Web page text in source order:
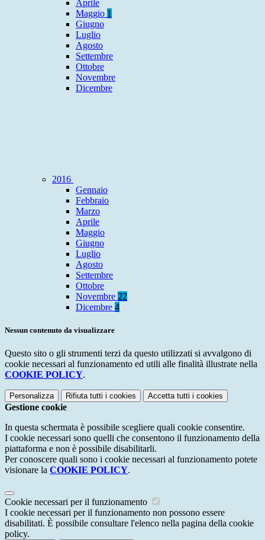
Aprile
Maggio 1
Giugno
Luglio
Agosto
Settembre
Ottobre
Novembre
Dicembre
2016
Gennaio
Febbraio
Marzo
Aprile
Maggio
Giugno
Luglio
Agosto
Settembre
Ottobre
Novembre 22
Dicembre 4
Nessun contenuto da visualizzare
Questo sito o gli strumenti terzi da questo utilizzati si avvalgono di
cookie necessari al funzionamento ed utili alle finalità illustrate nella
COOKIE POLICY.
Personalizza Rifiuta tutti i cookies Accetta tutti i cookies
Gestione cookie
In questa schermata è possibile scegliere quali cookie consentire.
I cookie necessari sono quelli che consentono il funzionamento della
piattaforma e non è possibile disabilitarli.
Per conoscere quali sono i cookie necessari al funzionamento potete
visionare la COOKIE POLICY.
Cookie necessari per il funzionamento
I cookie necessari per il funzionamento non possono essere
disabilitati. È possibile consultare l'elenco nella pagina della cookie
policy.